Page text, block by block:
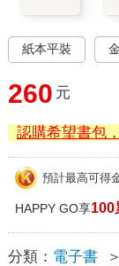
紙本平裝
260 元
認購希望書包
預計最高可得
HAPPY GO享100
分類： 電子書 ＞